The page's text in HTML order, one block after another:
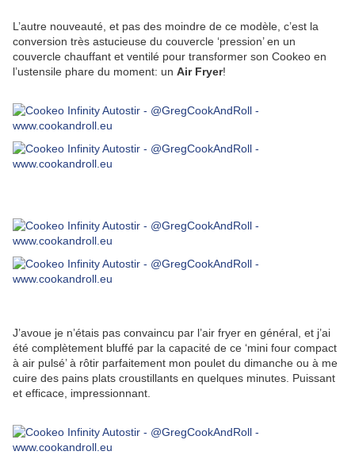
L’autre nouveauté, et pas des moindre de ce modèle, c’est la
conversion très astucieuse du couvercle ‘pression’ en un
couvercle chauffant et ventilé pour transformer son Cookeo en
l’ustensile phare du moment: un Air Fryer!
J’avoue je n’étais pas convaincu par l’air fryer en général, et j’ai
été complètement bluffé par la capacité de ce ‘mini four compact
à air pulsé’ à rôtir parfaitement mon poulet du dimanche ou à me
cuire des pains plats croustillants en quelques minutes. Puissant
et efficace, impressionnant.